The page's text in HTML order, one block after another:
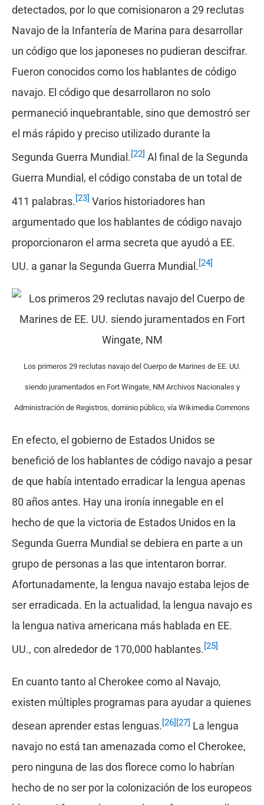
detectados, por lo que comisionaron a 29 reclutas
Navajo de la Infantería de Marina para desarrollar
un código que los japoneses no pudieran descifrar.
Fueron conocidos como los hablantes de código
navajo. El código que desarrollaron no solo
permaneció inquebrantable, sino que demostró ser
el más rápido y preciso utilizado durante la
Segunda Guerra Mundial.[22] Al final de la Segunda
Guerra Mundial, el código constaba de un total de
411 palabras.[23] Varios historiadores han
argumentado que los hablantes de código navajo
proporcionaron el arma secreta que ayudó a EE.
UU. a ganar la Segunda Guerra Mundial.[24]
Los primeros 29 reclutas navajo del Cuerpo de Marines de EE. UU.
siendo juramentados en Fort Wingate, NM Archivos Nacionales y
Administración de Registros, dominio público, vía Wikimedia Commons
En efecto, el gobierno de Estados Unidos se
benefició de los hablantes de código navajo a pesar
de que había intentado erradicar la lengua apenas
80 años antes. Hay una ironía innegable en el
hecho de que la victoria de Estados Unidos en la
Segunda Guerra Mundial se debiera en parte a un
grupo de personas a las que intentaron borrar.
Afortunadamente, la lengua navajo estaba lejos de
ser erradicada. En la actualidad, la lengua navajo es
la lengua nativa americana más hablada en EE.
UU., con alrededor de 170,000 hablantes.[25]
En cuanto tanto al Cherokee como al Navajo,
existen múltiples programas para ayudar a quienes
desean aprender estas lenguas.[26] [27] La lengua
navajo no está tan amenazada como el Cherokee,
pero ninguna de las dos florece como lo habrían
hecho de no ser por la colonización de los europeos